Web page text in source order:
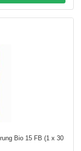
Bio 15 FB (1 x 30